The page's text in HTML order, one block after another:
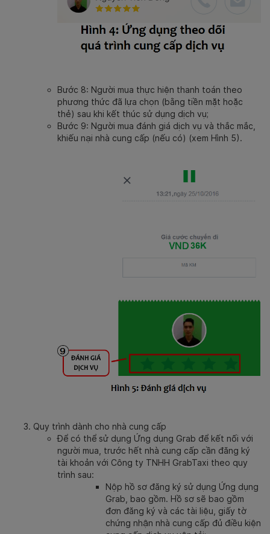
Bước 8: Người mua thực hiện thanh toán theo
phương thức đã lựa chọn (bằng tiền mặt hoặc
thẻ) sau khi kết thúc sử dụng dịch vụ;
Bước 9: Người mua đánh giá dịch vụ và thắc mắc,
khiếu nại nhà cung cấp (nếu có) (xem Hình 5).
Quy trình dành cho nhà cung cấp
Để có thể sử dụng Ứng dụng Grab để kết nối với
người mua, trước hết nhà cung cấp cần đăng ký
tài khoản với Công ty TNHH GrabTaxi theo quy
trình sau:
Nộp hồ sơ đăng ký sử dụng Ứng dụng
Grab, bao gồm. Hồ sơ sẽ bao gồm
đơn đăng ký và các tài liệu, giấy tờ
chứng nhận nhà cung cấp đủ điều kiện